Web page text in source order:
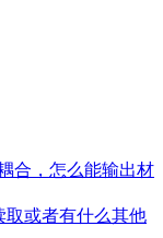
合，怎么能输出材
取或者有什么其他